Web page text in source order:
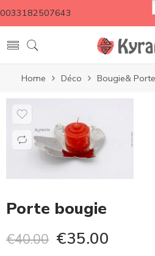
0033182507643
Home Déco Bougie&
Porte bougie
€40.00 €35.00